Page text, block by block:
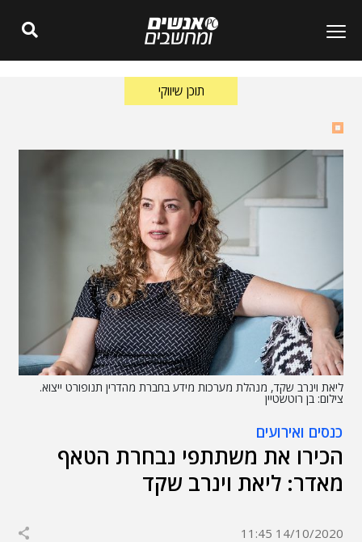
תוכן שיווקי
ליאת וינרב שקד, מנהלת מערכות מידע בחברת מהדרין תנופורט ייצוא.
צילום: בן רוטשטיין
כנסים ואירועים
הכירו את משתתפי נבחרת הטאף
מאדר: ליאת וינרב שקד
14/10/2020 11:45